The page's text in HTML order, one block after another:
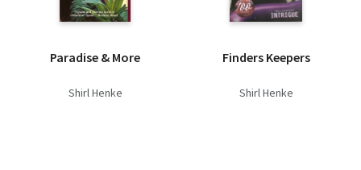
Paradise & More
Shirl Henke
Finders Keepers
Shirl Henke